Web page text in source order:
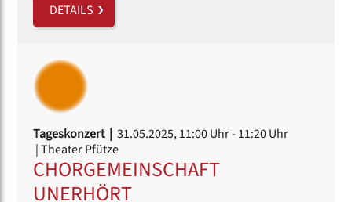
DETAILS
Tageskonzert | 31.05.2025, 11:00 Uhr- 11:20 Uhr
| Theater Pfütze
CHORGEMEINSCHAFT
UNERHÖRT